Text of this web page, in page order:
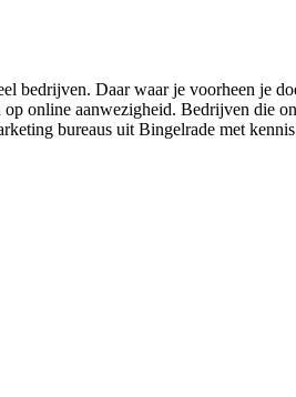
Daar waar je voorheen je
online aanwezigheid. Bedrijven die
bureaus uit Bingelrade met